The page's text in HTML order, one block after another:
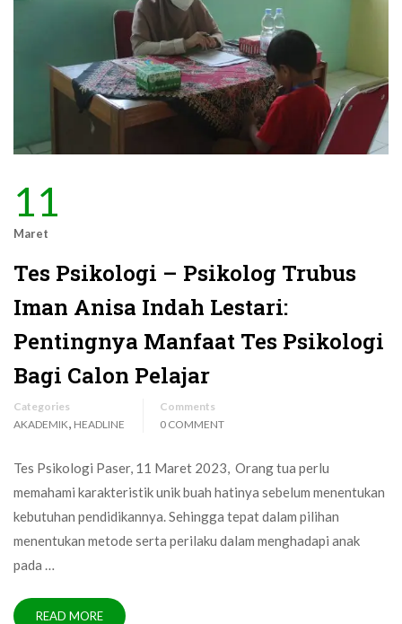
11
Maret
Tes Psikologi – Psikolog Trubus
Iman Anisa Indah Lestari:
Pentingnya Manfaat Tes Psikologi
Bagi Calon Pelajar
Categories
AKADEMIK, HEADLINE
Comments
0 COMMENT
Tes Psikologi Paser, 11 Maret 2023, Orang tua perlu
memahami karakteristik unik buah hatinya sebelum menentukan
kebutuhan pendidikannya. Sehingga tepat dalam pilihan
menentukan metode serta perilaku dalam menghadapi anak
pada …
READ MORE